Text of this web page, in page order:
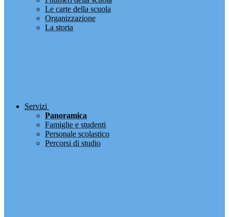
Le carte della scuola
Organizzazione
La storia
Servizi
Panoramica
Famiglie e studenti
Personale scolastico
Percorsi di studio